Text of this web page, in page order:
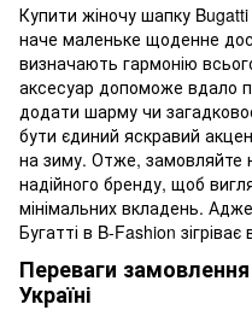
Купити жіночу шапку
наче маленьке щоденне
визначають гармонію
аксесуар допоможе вдало
додати шарму чи
бути єдиний яскравий
на зиму. Отже, замовляйте
надійного бренду, щоб
мінімальних вкладень.
Бугатті в B-Fashion
Переваги
Україні